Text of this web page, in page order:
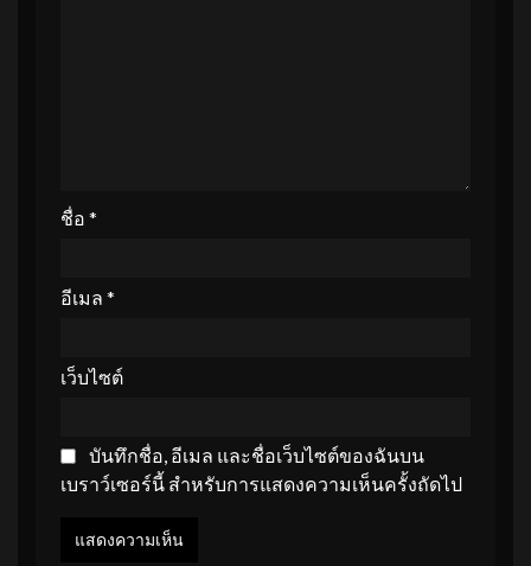
ชื่อ *
อีเมล *
เว็บไซต์
บันทึกชื่อ, อีเมล และชื่อเว็บไซต์ของฉันบน
เบราว์เซอร์นี้ สำหรับการแสดงความเห็นครั้งถัดไป